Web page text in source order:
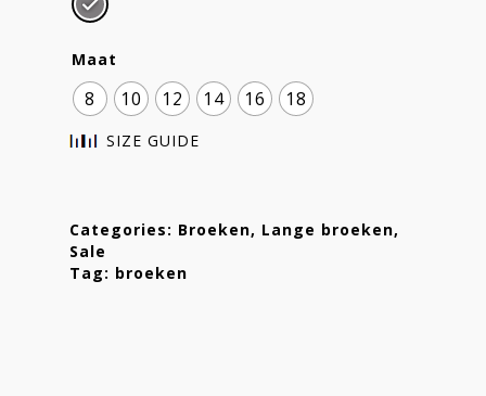
Maat
8 10 12 14 16 18
SIZE GUIDE
Categories: Broeken, Lange broeken,
Sale
Tag: broeken